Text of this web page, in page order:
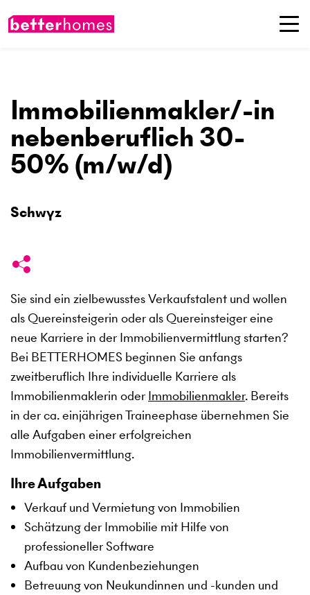
Immobilienmakler/-in
nebenberuflich 30-
50% (m/w/d)
Schwyz
Sie sind ein zielbewusstes Verkaufstalent und wollen
als Quereinsteigerin oder als Quereinsteiger eine
neue Karriere in der Immobilienvermittlung starten?
Bei BETTERHOMES beginnen Sie anfangs
zweitberuflich Ihre individuelle Karriere als
Immobilienmaklerin oder Immobilienmakler. Bereits
in der ca. einjährigen Traineephase übernehmen Sie
alle Aufgaben einer erfolgreichen
Immobilienvermittlung.
Ihre Aufgaben
Verkauf und Vermietung von Immobilien
Schätzung der Immobilie mit Hilfe von
professioneller Software
Aufbau von Kundenbeziehungen
Betreuung von Neukundinnen und -kunden und